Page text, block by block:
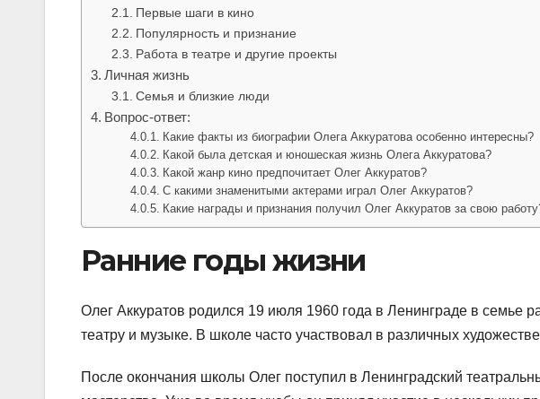
Первые шаги в кино
Популярность и признание
Работа в театре и другие проекты
Личная жизнь
Семья и близкие люди
Вопрос-ответ:
Какие факты из биографии Олега Аккуратова особенно интересны?
Какой была детская и юношеская жизнь Олега Аккуратова?
Какой жанр кино предпочитает Олег Аккуратов?
С какими знаменитыми актерами играл Олег Аккуратов?
Какие награды и признания получил Олег Аккуратов за свою
Ранние годы жизни
Олег Аккуратов родился 19 июля 1960 года в Ленинграде в семье
театру и музыке. В школе часто участвовал в различных
После окончания школы Олег поступил в Ленинградский